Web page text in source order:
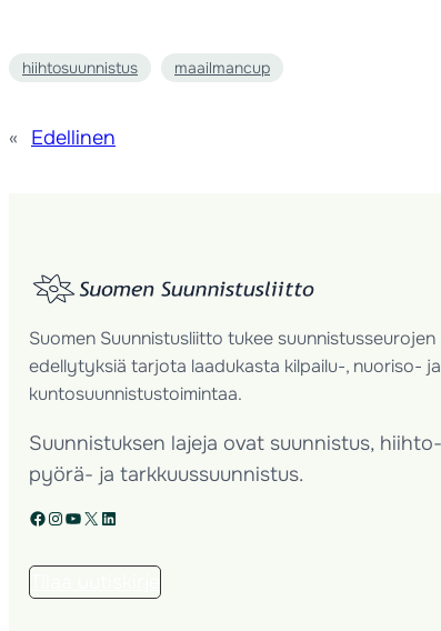
hiihtosuunnistus maailmancup
« Edellinen
Suomen Suunnistusliitto tukee suunnistusseurojen
edellytyksiä tarjota laadukasta kilpailu-, nuoriso- ja
kuntosuunnistustoimintaa.
Suunnistuksen lajeja ovat suunnistus,
pyörä- ja tarkkuussuunnistus.
Facebook Instagram YouTube X LinkedIn